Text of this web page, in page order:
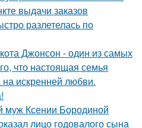
выдачи заказов
разлетелась по
Джонсон - один из самых
что настоящая семья
на искренней любви.
Ксении Бородиной
лицо годовалого сына